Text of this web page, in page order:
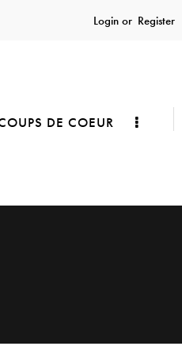
Login or Register
DE COEUR